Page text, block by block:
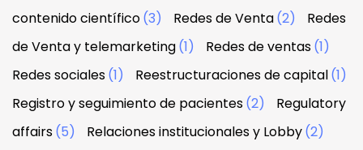
contenido científico(3) Redes de Venta(2)
Redes
de Venta y telemarketing(1) Redes de ventas(1)
Redes sociales(1) Reestructuraciones de capital(1)
Registro y seguimiento de pacientes(2)
Regulatory
affairs(5) Relaciones institucionales y Lobby(2)